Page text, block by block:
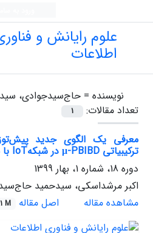
علوم رایانش و
اطلاعات
نویسنده = حاج‌سیدجوادی،
تعداد مقالات:
1
معرفی یک الگوی جدید
ترکیبیاتی μ-PBIBD در شبکه‌IoT با منابع محدود
دوره 18، شماره 1، بهار 1399
اکبر مرشداسکی، سیدحمید
مشاهده مقاله
اصل مقاله M